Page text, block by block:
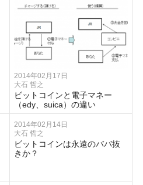
2014年02月17日
大石 哲之
ビットコインと電子マネー
（edy、suica）の違い
2014年02月14日
大石 哲之
ビットコインは永遠のババ抜
きか？